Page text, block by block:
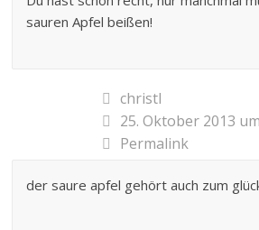
sauren Apfel beißen!
christl
25. Oktober 2013
Permalink
der saure apfel gehört auch zum